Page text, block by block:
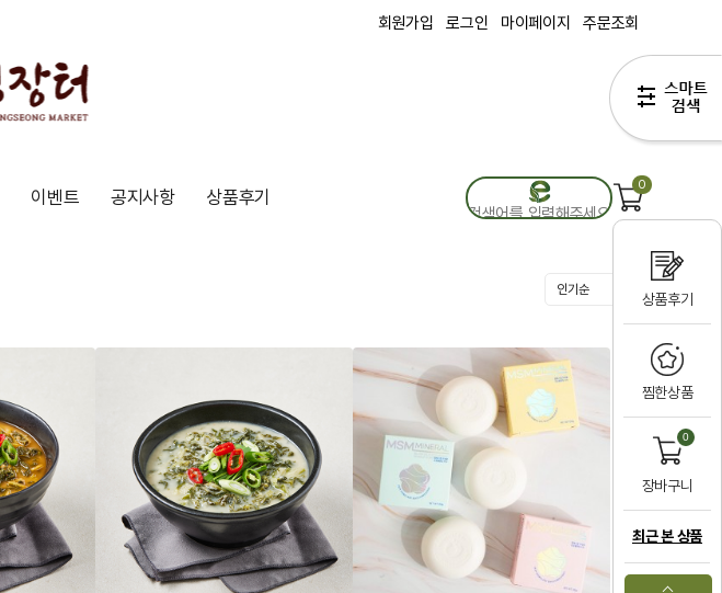
상품후기
찜한상품
0
장바구니
최근 본 상품
회원가입 로그인 마이페이지 주문조회
이벤트 공지사항 상품후기
0